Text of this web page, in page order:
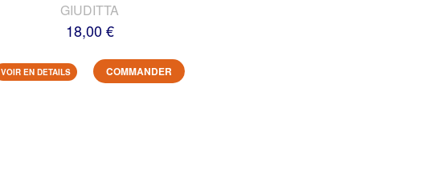
GIUDITTA
18,00 €
VOIR EN DETAILS COMMANDER